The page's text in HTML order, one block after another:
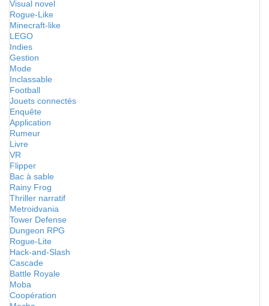
Visual novel
Rogue-Like
Minecraft-like
LEGO
Indies
Gestion
Mode
Inclassable
Football
Jouets connectés
Enquête
Application
Rumeur
Livre
VR
Flipper
Bac à sable
Rainy Frog
Thriller narratif
Metroidvania
Tower Defense
Dungeon RPG
Rogue-Lite
Hack-and-Slash
Cascade
Battle Royale
Moba
Coopération